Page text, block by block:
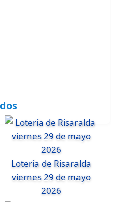
Lotería de Risaralda
viernes 29 de mayo
2026